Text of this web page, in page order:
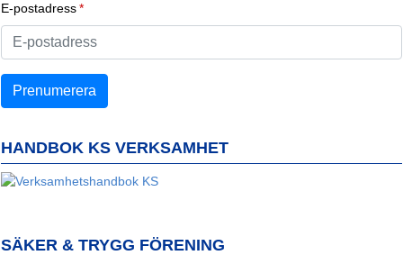
E-postadress
HANDBOK KS VERKSAMHET
SÄKER & TRYGG FÖRENING